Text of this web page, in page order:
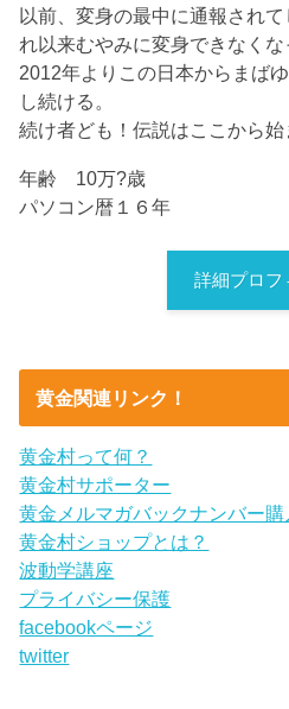
以前、変身の最中に通報され
れ以来むやみに変身できなくな
2012年よりこの日本からまば
し続ける。
続け者ども！伝説はここから始
年齢 10万?歳
パソコン暦１６年
詳細プロフ
黄金関連リンク！
黄金村って何？
黄金村サポーター
黄金メルマガバックナンバー購
黄金村ショップとは？
波動学講座
プライバシー保護
facebookページ
twitter